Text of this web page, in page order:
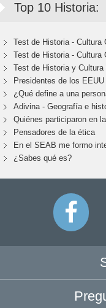
Top 10 Historia:
Test de Historia - Cultura
Test de Historia - Cultura
Test de Historia y Cultura
Presidentes de los EEUU
¿Qué define a una
Adivina - Geografía e
Quiénes participaron en
Pensadores de la ética
En el SEAB me formo
¿Sabes qué es?